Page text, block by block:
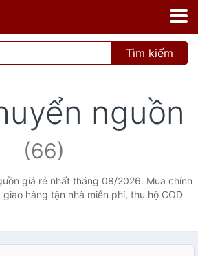
Tìm kiếm
nguồn
(66)
giá rẻ nhất tháng 08/2026. Mua chính
hàng tận nhà miễn phí, thu hộ COD